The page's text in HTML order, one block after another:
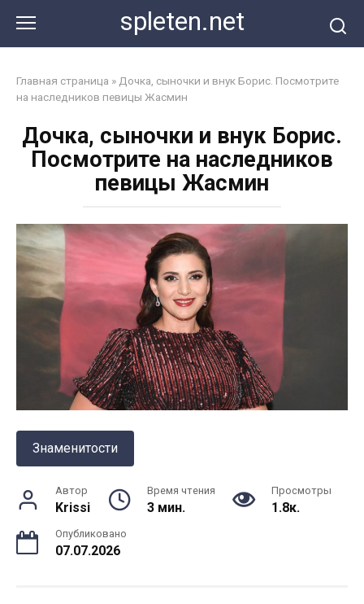
контенту
spleten.net
Главная страница » Дочка, сыночки и внук Борис. Посмотрите
на наследников певицы Жасмин
Дочка, сыночки и внук Борис.
Посмотрите на наследников
певицы Жасмин
Знаменитости
Автор
Krissi
Время чтения
3 мин.
Просмотры
1.8к.
Опубликовано
07.07.2026